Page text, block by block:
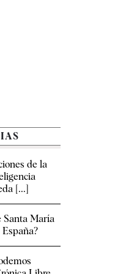
de la
[...]
Santa María